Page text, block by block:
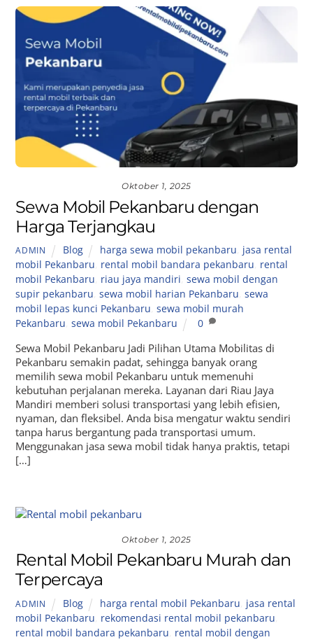
Oktober 1, 2025
Sewa Mobil Pekanbaru dengan
Harga Terjangkau
ADMIN Blog harga sewa mobil pekanbaru jasa rental
mobil Pekanbaru rental mobil bandara pekanbaru rental
mobil Pekanbaru riau jaya mandiri ,sewa mobil dengan
supir pekanbaru ,sewa mobil harian Pekanbaru ,sewa
mobil lepas kunci Pekanbaru ,sewa mobil murah
Pekanbaru ,sewa mobil Pekanbaru 0
Sewa Mobil Pekanbaru Jadi Pilihan Utama Mobilitas di
Pekanbaru semakin padat, sehingga banyak orang
memilih sewa mobil Pekanbaru untuk memenuhi
kebutuhan perjalanan mereka. Layanan dari Riau Jaya
Mandiri memberi solusi transportasi yang lebih efisien,
nyaman, dan fleksibel. Anda bisa mengatur waktu sendiri
tanpa harus bergantung pada transportasi umum.
Menggunakan jasa sewa mobil tidak hanya praktis, tetapi
[…]
Oktober 1, 2025
Rental Mobil Pekanbaru Murah dan
Terpercaya
ADMIN Blog harga rental mobil Pekanbaru jasa rental
mobil Pekanbaru rekomendasi rental mobil pekanbaru
rental mobil bandara pekanbaru rental mobil dengan